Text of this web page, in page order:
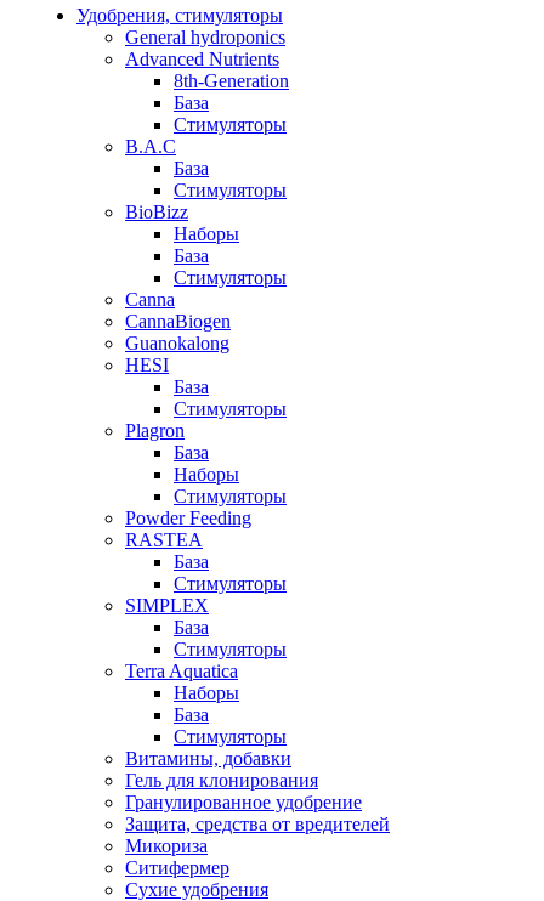
Удобрения, стимуляторы
General hydroponics
Advanced Nutrients
8th-Generation
База
Стимуляторы
B.A.C
База
Стимуляторы
BioBizz
Наборы
База
Стимуляторы
Canna
CannaBiogen
Guanokalong
HESI
База
Стимуляторы
Plagron
База
Наборы
Стимуляторы
Powder Feeding
RASTEA
База
Стимуляторы
SIMPLEX
База
Стимуляторы
Terra Aquatica
Наборы
База
Стимуляторы
Витамины, добавки
Гель для клонирования
Гранулированное удобрение
Защита, средства от вредителей
Микориза
Ситифермер
Сухие удобрения